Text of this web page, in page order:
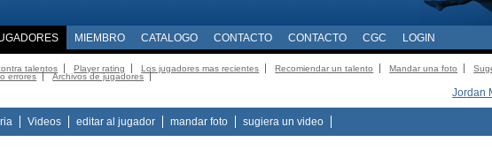
MIEMBRO CATALOGO CONTACTO CONTACTO CGC LOGIN
talentos Player rating Los jugadores mas recientes Recomiendar un talento Mandar una foto
errores Archivos de jugadores
Jordan
Videos editar al jugador mandar foto sugiera un video